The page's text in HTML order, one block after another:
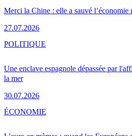
Merci la Chine : elle a sauvé l’économie
27.07.2026
Une enclave espagnole dépassée par
la mer
30.07.2026
POLITIQUE
ÉCONOMIE